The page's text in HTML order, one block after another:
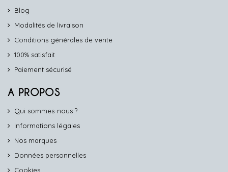
Blog
Modalités de livraison
Conditions générales de vente
100% satisfait
Paiement sécurisé
A PROPOS
Qui sommes-nous ?
Informations légales
Nos marques
Données personnelles
Cookies